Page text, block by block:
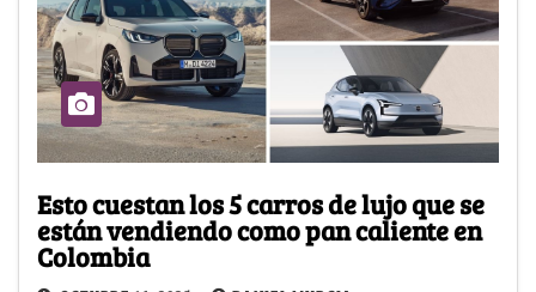
Esto cuestan los 5 carros de lujo que se
están vendiendo como pan caliente en
Colombia